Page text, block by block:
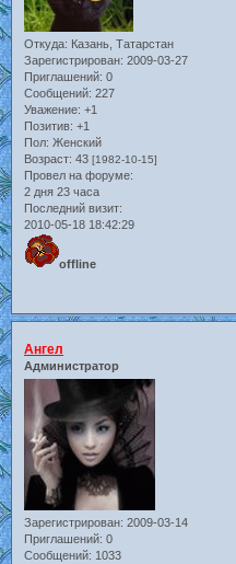
Откуда: Казань, Татарстан
Зарегистрирован: 2009-03-27
Приглашений: 0
Сообщений: 227
Уважение: +1
Позитив: +1
Пол: Женский
Возраст: 43 [1982-10-15]
Провел на форуме:
2 дня 23 часа
Последний визит:
2010-05-18 18:42:29
offline
Ангел
Администратор
Зарегистрирован: 2009-03-14
Приглашений: 0
Сообщений: 1033